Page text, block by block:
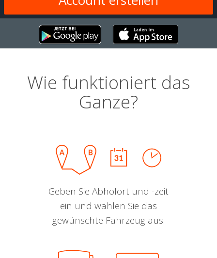
Wie funktioniert das
Ganze?
Geben Sie Abholort und -zeit
ein und wählen Sie das
gewünschte Fahrzeug aus.